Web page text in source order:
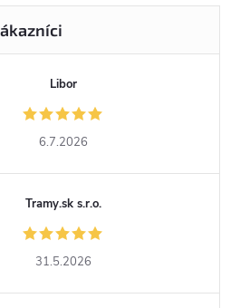
Libor
6.7.2026
Tramy.sk s.r.o.
31.5.2026